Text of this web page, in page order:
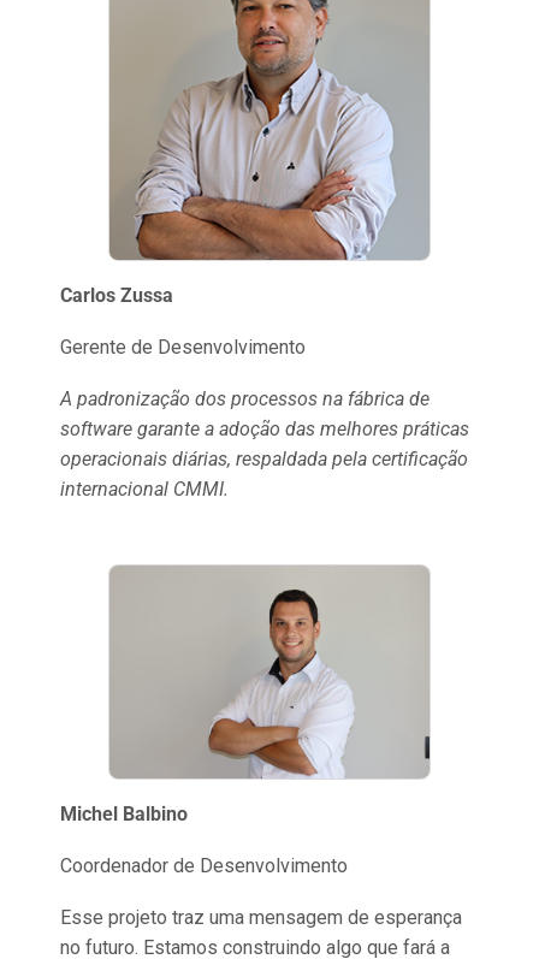
Carlos Zussa
Gerente de Desenvolvimento
A padronização dos processos na fábrica de
software garante a adoção das melhores práticas
operacionais diárias, respaldada pela certificação
internacional CMMI.
Michel Balbino
Coordenador de Desenvolvimento
Esse projeto traz uma mensagem de esperança
no futuro. Estamos construindo algo que fará a